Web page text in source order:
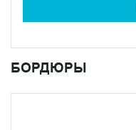
БОРДЮРЫ